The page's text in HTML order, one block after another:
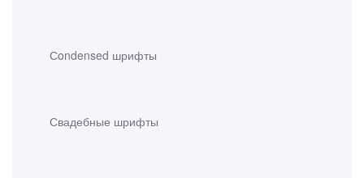
Сondensed шрифты
Свадебные шрифты